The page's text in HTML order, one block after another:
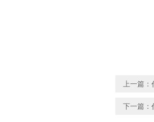
上一篇：
下一篇：